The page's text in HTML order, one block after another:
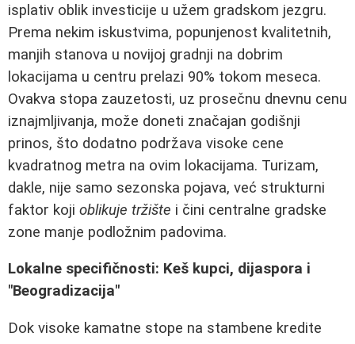
isplativ oblik investicije u užem gradskom jezgru.
Prema nekim iskustvima, popunjenost kvalitetnih,
manjih stanova u novijoj gradnji na dobrim
lokacijama u centru prelazi 90% tokom meseca.
Ovakva stopa zauzetosti, uz prosečnu dnevnu cenu
iznajmljivanja, može doneti značajan godišnji
prinos, što dodatno podržava visoke cene
kvadratnog metra na ovim lokacijama. Turizam,
dakle, nije samo sezonska pojava, već strukturni
faktor koji oblikuje tržište i čini centralne gradske
zone manje podložnim padovima.
Lokalne specifičnosti: Keš kupci, dijaspora i
"Beogradizacija"
Dok visoke kamatne stope na stambene kredite